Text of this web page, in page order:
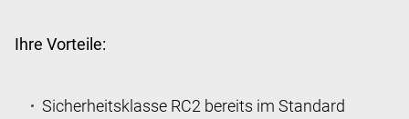
Ihre Vorteile:
Sicherheitsklasse RC2 bereits im Standard